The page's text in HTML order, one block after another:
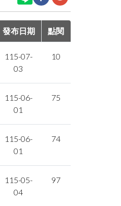
站
facebook
友
善
列
發布日期 點閱
115-07-
03
10
115-06-
01
75
115-06-
01
74
115-05-
04
97